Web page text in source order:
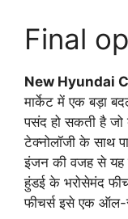
Final
New Hyundai
मार्केट में एक बड़ा
पसंद हो सकती है
टेक्नोलॉजी के साथ
इंजन की वजह से यह
हुंडई के भरोसेमंद
फीचर्स इसे एक ऑल-